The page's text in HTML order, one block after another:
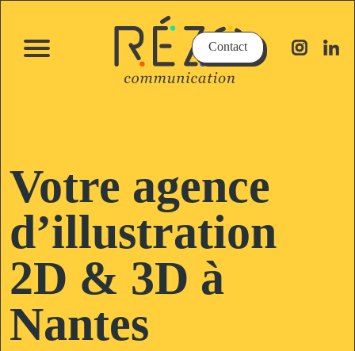
Contact
Votre agence
d’illustration
2D & 3D à
Nantes